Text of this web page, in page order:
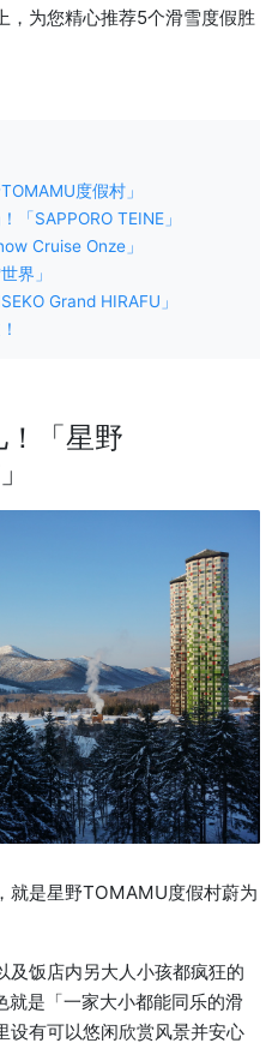
，为您精心推荐5个滑雪度假胜
度假村」
「SAPPORO TEINE」
Cruise Onze」
界」
Grand HIRAFU」
「星野
就是星野TOMAMU度假村蔚为
及饭店内另大人小孩都疯狂的
是「一家大小都能同乐的滑
设有可以悠闲欣赏风景并安心